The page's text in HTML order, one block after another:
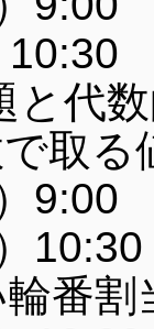
と代
取
9:00
番